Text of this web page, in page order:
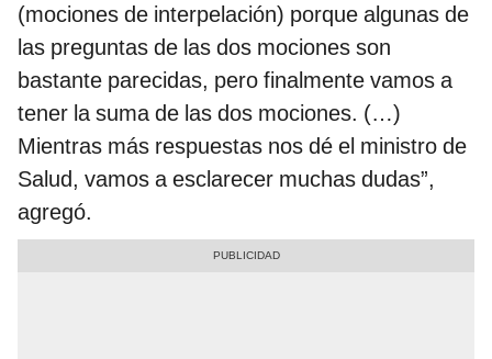
(mociones de interpelación) porque algunas de
las preguntas de las dos mociones son
bastante parecidas, pero finalmente vamos a
tener la suma de las dos mociones. (…)
Mientras más respuestas nos dé el ministro de
Salud, vamos a esclarecer muchas dudas”,
agregó.